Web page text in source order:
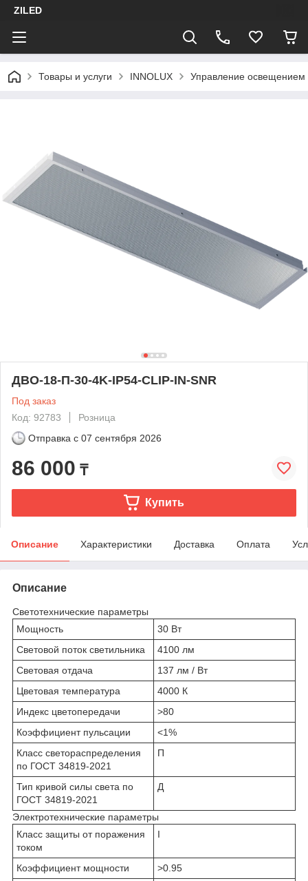
ZILED
Товары и услуги INNOLUX Управление освещением
ДВО-18-П-30-4K-IP54-CLIP-IN-SNR
Под заказ
Код: 92783
Розница
Отправка с 07 сентября 2026
86 000 ₸
Купить
Описание Характеристики Доставка Оплата
Описание
Светотехнические параметры
Мощность
30 Вт
Световой поток светильника
4100 лм
Световая отдача
137 лм / Вт
Цветовая температура
4000 К
Индекс цветопередачи
>80
Коэффициент пульсации
<1%
Класс светораспределения
по ГОСТ 34819-2021
П
Тип кривой силы света по
ГОСТ 34819-2021
Д
Электротехнические параметры
Класс защиты от поражения
током
I
Коэффициент мощности
>0.95